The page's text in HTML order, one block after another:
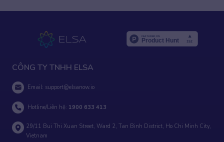
CÔNG TY TNHH ELSA
Email: support@elsanow.io
Hotline/Liên hệ: 1900 633 413
29/11 Bui Thi Xuan Street, Ward 2, Tan Binh District, Ho Chi Minh City,
Vietnam